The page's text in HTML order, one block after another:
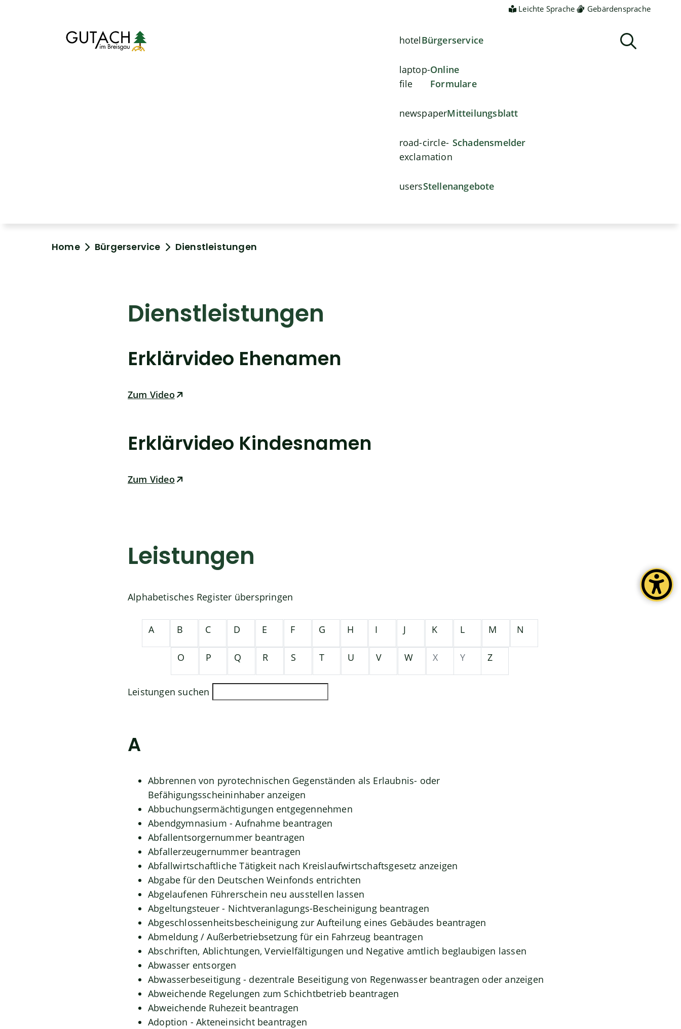
Leichte Sprache Gebärdensprache
hotelBürgerservice
laptop-
file
Online
Formulare
newspaperMitteilungsblatt
road-circle-
exclamation
Schadensmelder
usersStellenangebote
Home Bürgerservice Dienstleistungen
Dienstleistungen
Erklärvideo Ehenamen
Zum Video
Erklärvideo Kindesnamen
Zum Video
Leistungen
Alphabetisches Register überspringen
A B C D E F G H I J K L M N
O P Q R S T U V W X Y Z
Leistungen suchen
A
Abbrennen von pyrotechnischen Gegenständen als Erlaubnis- oder
Befähigungsscheininhaber anzeigen
Abbuchungsermächtigungen entgegennehmen
Abendgymnasium - Aufnahme beantragen
Abfallentsorgernummer beantragen
Abfallerzeugernummer beantragen
Abfallwirtschaftliche Tätigkeit nach Kreislaufwirtschaftsgesetz anzeigen
Abgabe für den Deutschen Weinfonds entrichten
Abgelaufenen Führerschein neu ausstellen lassen
Abgeltungsteuer - Nichtveranlagungs-Bescheinigung beantragen
Abgeschlossenheitsbescheinigung zur Aufteilung eines Gebäudes beantragen
Abmeldung / Außerbetriebsetzung für ein Fahrzeug beantragen
Abschriften, Ablichtungen, Vervielfältigungen und Negative amtlich beglaubigen lassen
Abwasser entsorgen
Abwasserbeseitigung - dezentrale Beseitigung von Regenwasser beantragen oder anzeigen
Abweichende Regelungen zum Schichtbetrieb beantragen
Abweichende Ruhezeit beantragen
Adoption - Akteneinsicht beantragen